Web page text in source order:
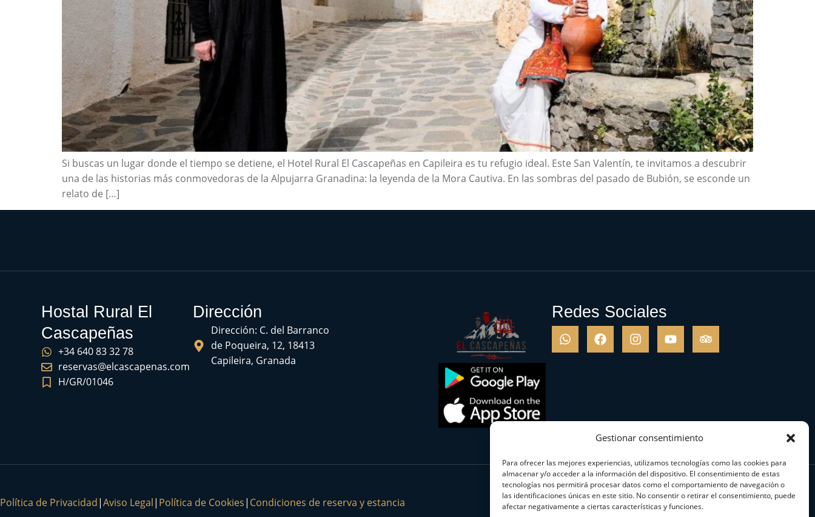
Gestionar consentimiento
Para ofrecer las mejores experiencias, utilizamos tecnologías como las cookies para
almacenar y/o acceder a la información del dispositivo. El consentimiento de estas
tecnologías nos permitirá procesar datos como el comportamiento de navegación o
las identificaciones únicas en este sitio. No consentir o retirar el consentimiento, puede
afectar negativamente a ciertas características y funciones.
Si buscas un lugar donde el tiempo se detiene, el Hotel Rural El Cascapeñas en Capileira es tu refugio ideal. Este San Valentín, te invitamos a descubrir
una de las historias más conmovedoras de la Alpujarra Granadina: la leyenda de la Mora Cautiva. En las sombras del pasado de Bubión, se esconde un
relato de […]
Hostal Rural El
Cascapeñas
+34 640 83 32 78
reservas@elcascapenas.com
H/GR/01046
Dirección
Dirección: C. del Barranco
de Poqueira, 12, 18413
Capileira, Granada
Redes Sociales
Política de Privacidad|Aviso Legal| Política de Cookies| Condiciones de reserva y estancia